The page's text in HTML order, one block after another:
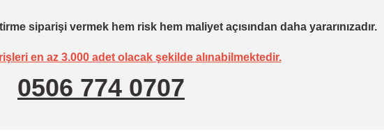
siparişi vermek hem risk hem maliyet açısından daha yararınızadır.
en az 3.000 adet olacak şekilde alınabilmektedir.
0506 774 0707